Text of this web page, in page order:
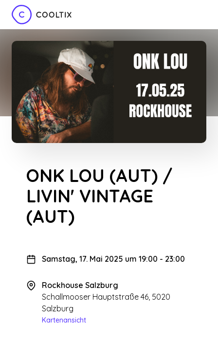
ONK LOU (AUT) /
LIVIN' VINTAGE
(AUT)
Samstag, 17. Mai 2025 um 19:00 - 23:00
Rockhouse Salzburg
Schallmooser Hauptstraße 46, 5020
Salzburg
Kartenansicht